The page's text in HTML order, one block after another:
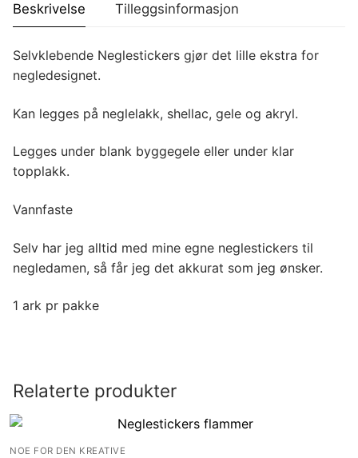
Beskrivelse Tilleggsinformasjon
Selvklebende Neglestickers gjør det lille ekstra for
negledesignet.
Kan legges på neglelakk, shellac, gele og akryl.
Legges under blank byggegele eller under klar
topplakk.
Vannfaste
Selv har jeg alltid med mine egne neglestickers til
negledamen, så får jeg det akkurat som jeg ønsker.
1 ark pr pakke
Relaterte produkter
NOE FOR DEN KREATIVE